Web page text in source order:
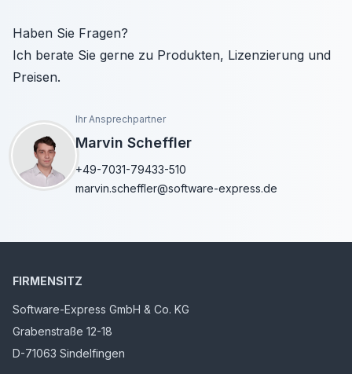
Haben Sie Fragen?
Ich berate Sie gerne zu Produkten, Lizenzierung und
Preisen.
Ihr Ansprechpartner
Marvin Scheffler
+49-7031-79433-510
marvin.scheffler@software-express.de
FIRMENSITZ
Software-Express GmbH & Co. KG
Grabenstraße 12-18
D-71063 Sindelfingen